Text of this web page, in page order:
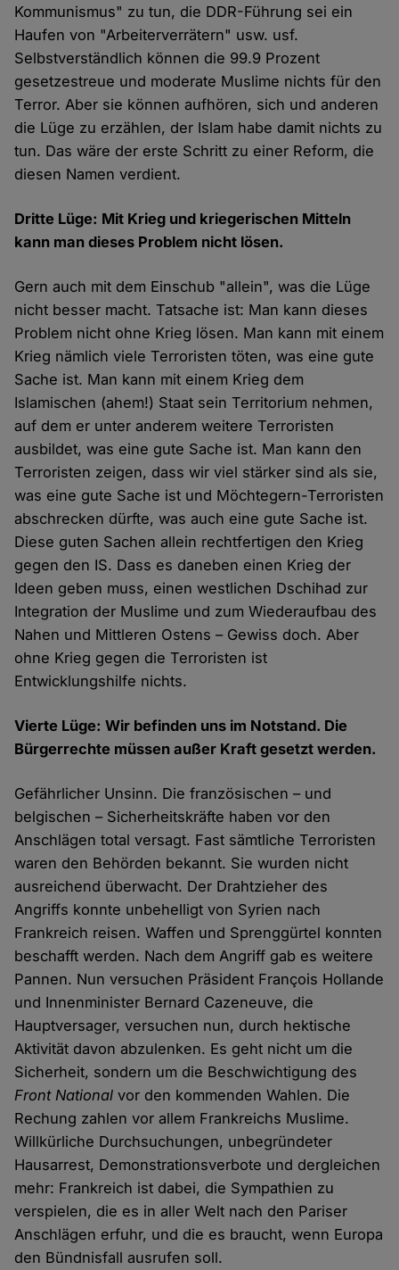
Kommunismus" zu tun, die DDR-Führung sei ein
Haufen von "Arbeiterverrätern" usw. usf.
Selbstverständlich können die 99.9 Prozent
gesetzestreue und moderate Muslime nichts für den
Terror. Aber sie können aufhören, sich und anderen
die Lüge zu erzählen, der Islam habe damit nichts zu
tun. Das wäre der erste Schritt zu einer Reform, die
diesen Namen verdient.
Dritte Lüge: Mit Krieg und kriegerischen Mitteln
kann man dieses Problem nicht lösen.
Gern auch mit dem Einschub "allein", was die Lüge
nicht besser macht. Tatsache ist: Man kann dieses
Problem nicht ohne Krieg lösen. Man kann mit einem
Krieg nämlich viele Terroristen töten, was eine gute
Sache ist. Man kann mit einem Krieg dem
Islamischen (ahem!) Staat sein Territorium nehmen,
auf dem er unter anderem weitere Terroristen
ausbildet, was eine gute Sache ist. Man kann den
Terroristen zeigen, dass wir viel stärker sind als sie,
was eine gute Sache ist und Möchtegern-Terroristen
abschrecken dürfte, was auch eine gute Sache ist.
Diese guten Sachen allein rechtfertigen den Krieg
gegen den IS. Dass es daneben einen Krieg der
Ideen geben muss, einen westlichen Dschihad zur
Integration der Muslime und zum Wiederaufbau des
Nahen und Mittleren Ostens – Gewiss doch. Aber
ohne Krieg gegen die Terroristen ist
Entwicklungshilfe nichts.
Vierte Lüge: Wir befinden uns im Notstand. Die
Bürgerrechte müssen außer Kraft gesetzt werden.
Gefährlicher Unsinn. Die französischen – und
belgischen – Sicherheitskräfte haben vor den
Anschlägen total versagt. Fast sämtliche Terroristen
waren den Behörden bekannt. Sie wurden nicht
ausreichend überwacht. Der Drahtzieher des
Angriffs konnte unbehelligt von Syrien nach
Frankreich reisen. Waffen und Sprenggürtel konnten
beschafft werden. Nach dem Angriff gab es weitere
Pannen. Nun versuchen Präsident François Hollande
und Innenminister Bernard Cazeneuve, die
Hauptversager, versuchen nun, durch hektische
Aktivität davon abzulenken. Es geht nicht um die
Sicherheit, sondern um die Beschwichtigung des
Front National vor den kommenden Wahlen. Die
Rechung zahlen vor allem Frankreichs Muslime.
Willkürliche Durchsuchungen, unbegründeter
Hausarrest, Demonstrationsverbote und dergleichen
mehr: Frankreich ist dabei, die Sympathien zu
verspielen, die es in aller Welt nach den Pariser
Anschlägen erfuhr, und die es braucht, wenn Europa
den Bündnisfall ausrufen soll.